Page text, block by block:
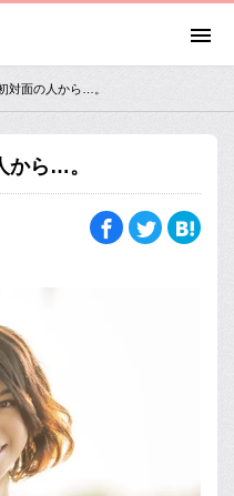
対面の人から…。
から…。